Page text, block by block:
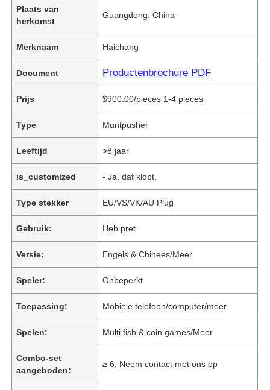
Plaats van
herkomst
Guangdong, China
Merknaam Haichang
Document Productenbrochure PDF
Prijs $900.00/pieces 1-4 pieces
Type Muntpusher
Leeftijd >8 jaar
is_customized - Ja, dat klopt.
Type stekker EU/VS/VK/AU Plug
Gebruik: Heb pret
Versie: Engels & Chinees/Meer
Speler: Onbeperkt
Toepassing: Mobiele telefoon/computer/meer
Spelen: Multi fish & coin games/Meer
Combo-set
aangeboden:
≥ 6, Neem contact met ons op